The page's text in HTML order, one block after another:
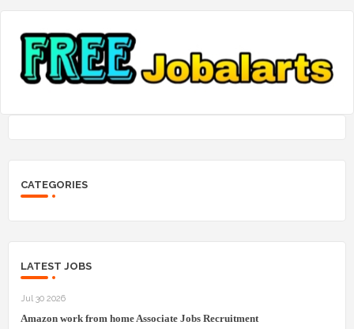
CATEGORIES
LATEST JOBS
Jul 30 2026
Amazon work from home Associate Jobs Recruitment